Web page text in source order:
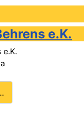
e.K.
e.K.